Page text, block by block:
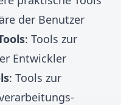
der Benutzer
: Tools zur
Entwickler
: Tools zur